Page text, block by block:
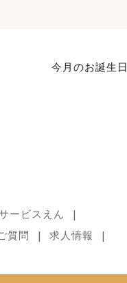
今月のお誕生日
ービスえん
質問
求人情報